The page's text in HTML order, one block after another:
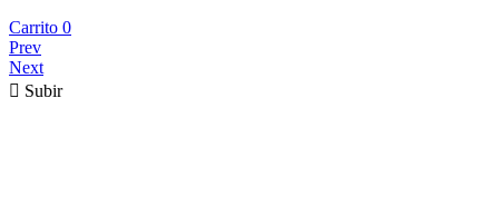
Carrito 0
Prev
Next
 Subir